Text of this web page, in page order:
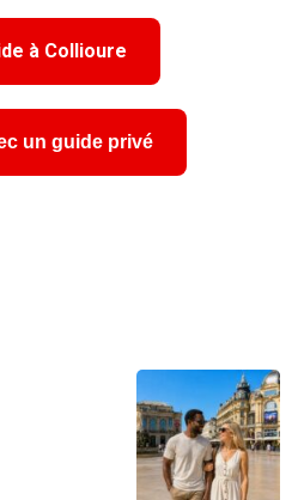
à Collioure
un guide privé